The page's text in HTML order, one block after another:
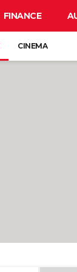
FINANCE
CINEMA